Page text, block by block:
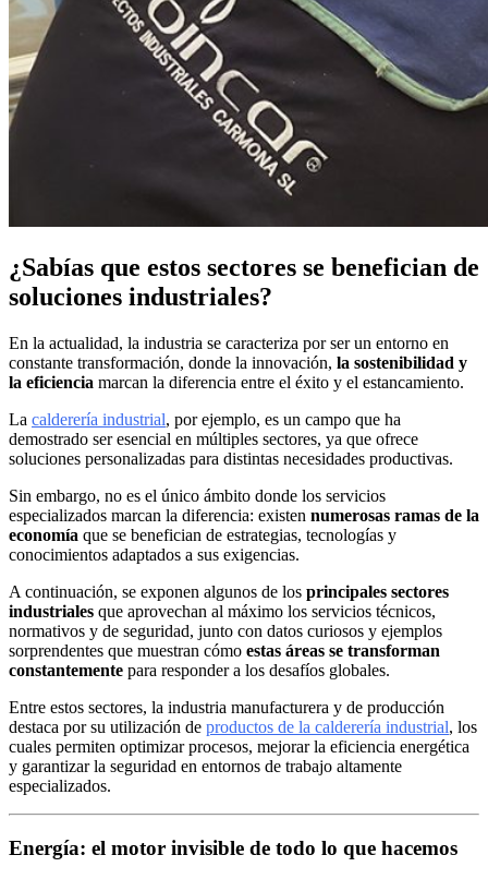
¿Sabías que estos sectores se benefician de
soluciones industriales?
En la actualidad, la industria se caracteriza por ser un entorno en
constante transformación, donde la innovación, la sostenibilidad y
la eficiencia marcan la diferencia entre el éxito y el estancamiento.
La calderería industrial, por ejemplo, es un campo que ha
demostrado ser esencial en múltiples sectores, ya que ofrece
soluciones personalizadas para distintas necesidades productivas.
Sin embargo, no es el único ámbito donde los servicios
especializados marcan la diferencia: existen numerosas ramas de la
economía que se benefician de estrategias, tecnologías y
conocimientos adaptados a sus exigencias.
A continuación, se exponen algunos de los principales sectores
industriales que aprovechan al máximo los servicios técnicos,
normativos y de seguridad, junto con datos curiosos y ejemplos
sorprendentes que muestran cómo estas áreas se transforman
constantemente para responder a los desafíos globales.
Entre estos sectores, la industria manufacturera y de producción
destaca por su utilización de productos de la calderería industrial, los
cuales permiten optimizar procesos, mejorar la eficiencia energética
y garantizar la seguridad en entornos de trabajo altamente
especializados.
Energía: el motor invisible de todo lo que hacemos